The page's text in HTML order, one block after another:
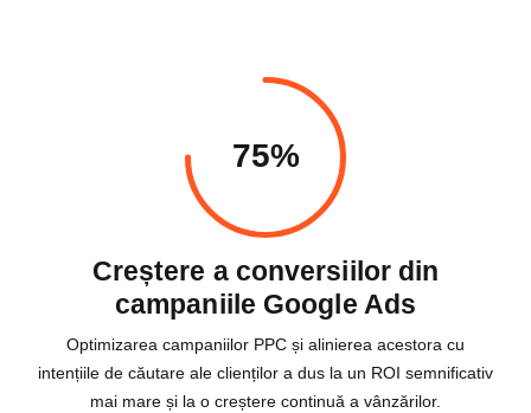
75%
Creștere a conversiilor din
campaniile Google Ads
Optimizarea campaniilor PPC și alinierea acestora cu
intențiile de căutare ale clienților a dus la un ROI semnificativ
mai mare și la o creștere continuă a vânzărilor.